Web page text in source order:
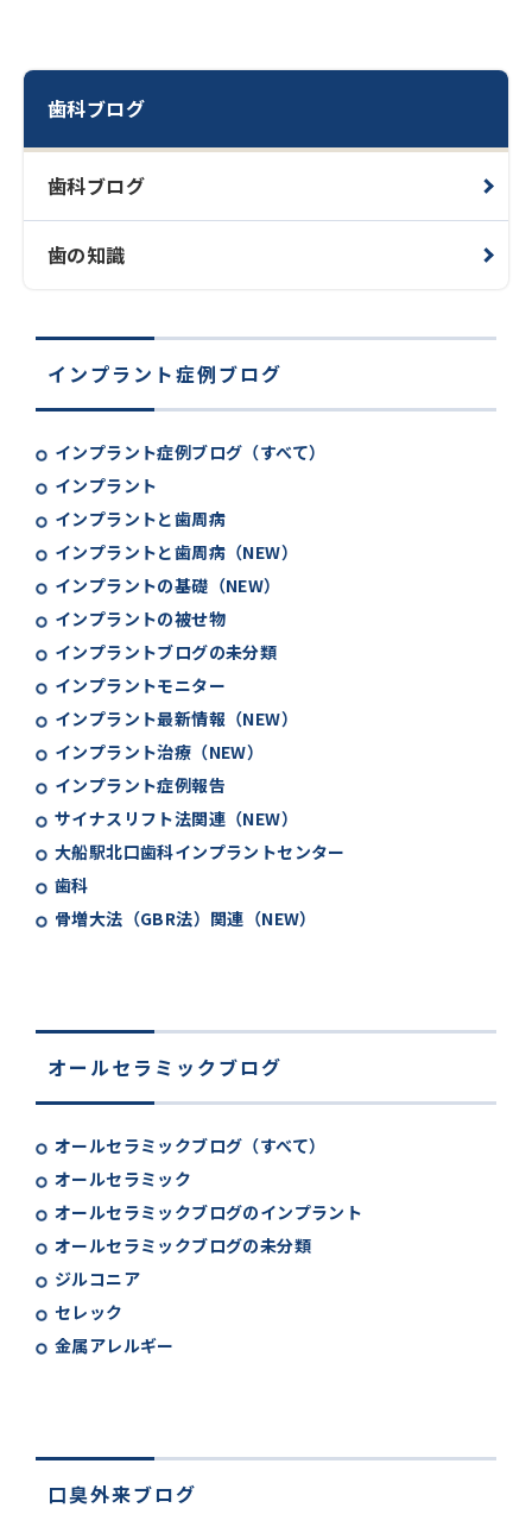
歯科ブログ
歯科ブログ
歯の知識
インプラント症例ブログ
インプラント症例ブログ（すべて）
インプラント
インプラントと歯周病
インプラントと歯周病（NEW）
インプラントの基礎（NEW）
インプラントの被せ物
インプラントブログの未分類
インプラントモニター
インプラント最新情報（NEW）
インプラント治療（NEW）
インプラント症例報告
サイナスリフト法関連（NEW）
大船駅北口歯科インプラントセンター
歯科
骨増大法（GBR法）関連（NEW）
オールセラミックブログ
オールセラミックブログ（すべて）
オールセラミック
オールセラミックブログのインプラント
オールセラミックブログの未分類
ジルコニア
セレック
金属アレルギー
口臭外来ブログ